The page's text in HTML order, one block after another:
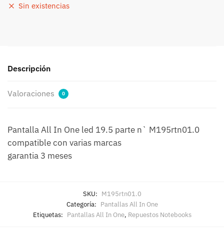
Sin existencias
Descripción
Valoraciones 0
Pantalla All In One led 19.5 parte n` M195rtn01.0
compatible con varias marcas
garantia 3 meses
SKU: M195rtn01.0
Categoría: Pantallas All In One
Etiquetas: Pantallas All In One, Repuestos Notebooks